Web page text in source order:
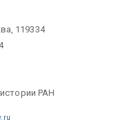
119334
РАН